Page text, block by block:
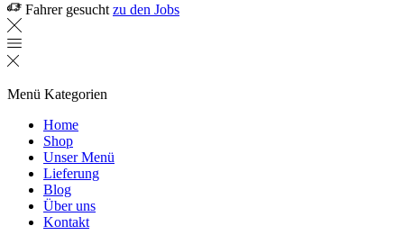
Fahrer gesucht zu den Jobs
Menü Kategorien
Home
Shop
Unser Menü
Lieferung
Blog
Über uns
Kontakt